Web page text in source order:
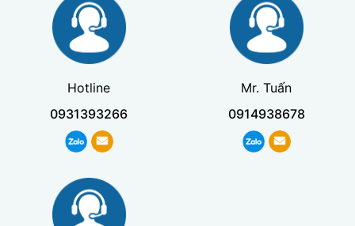
Hotline
0931393266
Mr. Tuấn
0914938678